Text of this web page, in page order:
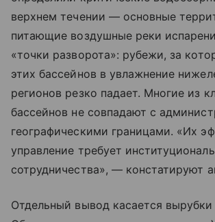
верхнем течении — основные
питающие воздушные реки
«точки разворота»: рубежи, за
этих бассейнов в увлажнение
регионов резко падает. Многие из
бассейнов не совпадают с
географическими границами. «Их
управление требует
сотрудничества», — констатируют
Отдельный вывод касается вырубки